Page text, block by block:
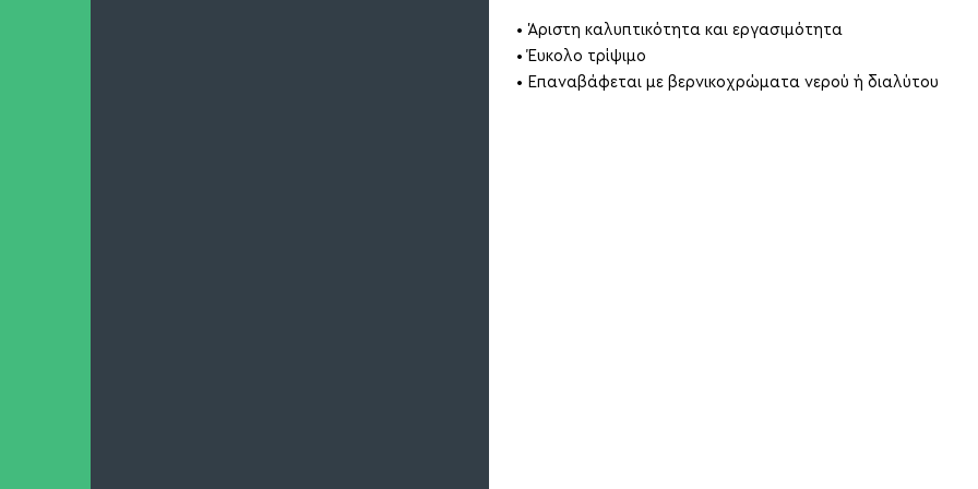
• Άριστη καλυπτικότητα και εργασιμότητα
• Έυκολο τρίψιμο
• Επαναβάφεται με βερνικοχρώματα νερού ή διαλύτου